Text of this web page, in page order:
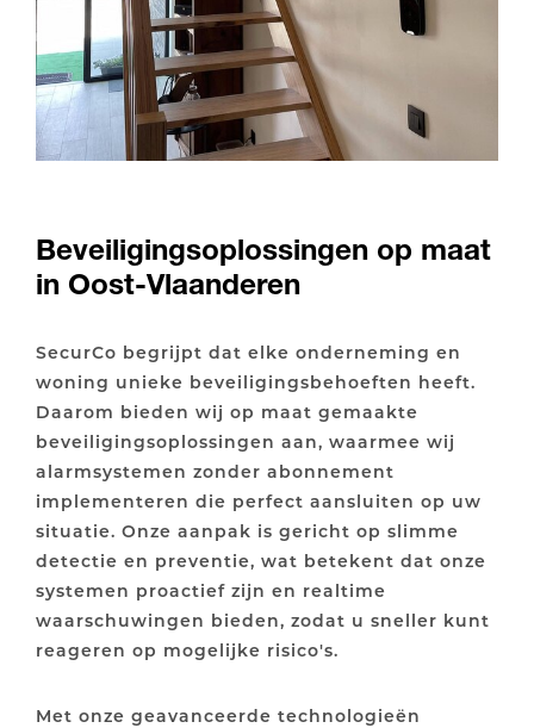
Beveiligingsoplossingen op maat
in Oost-Vlaanderen
SecurCo begrijpt dat elke onderneming en
woning unieke beveiligingsbehoeften heeft.
Daarom bieden wij op maat gemaakte
beveiligingsoplossingen aan, waarmee wij
alarmsystemen zonder abonnement
implementeren die perfect aansluiten op uw
situatie. Onze aanpak is gericht op slimme
detectie en preventie, wat betekent dat onze
systemen proactief zijn en realtime
waarschuwingen bieden, zodat u sneller kunt
reageren op mogelijke risico's.
Met onze geavanceerde technologieën